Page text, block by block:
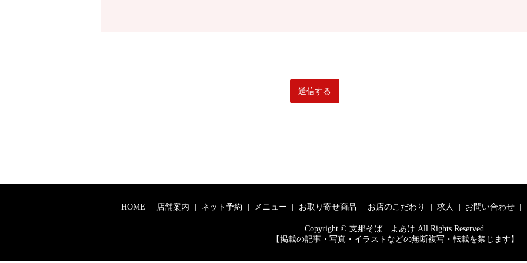
HOME 店舗案内 ネット予約 メニュー お取り寄せ商品 お店のこだわり 求人 お問い合わせ
Copyright © 支那そば よあけ All Rights Reserved.
【掲載の記事・写真・イラストなどの無断複写・転載を禁じます】